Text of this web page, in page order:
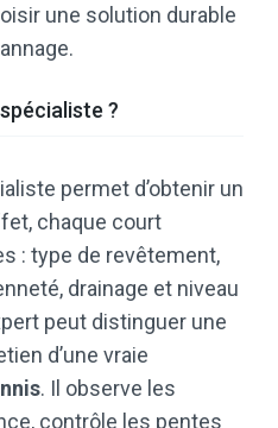
une solution durable
?
permet d’obtenir un
chaque court
: type de revêtement,
drainage et niveau
peut distinguer une
d’une vraie
. Il observe les
contrôle les pentes